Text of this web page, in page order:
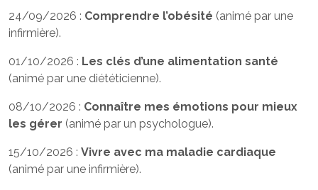
24/09/2026 : Comprendre l’obésité (animé par une
infirmière).
01/10/2026 : Les clés d’une alimentation santé
(animé par une diététicienne).
08/10/2026 : Connaître mes émotions pour mieux
les gérer (animé par un psychologue).
15/10/2026 : Vivre avec ma maladie cardiaque
(animé par une infirmière).